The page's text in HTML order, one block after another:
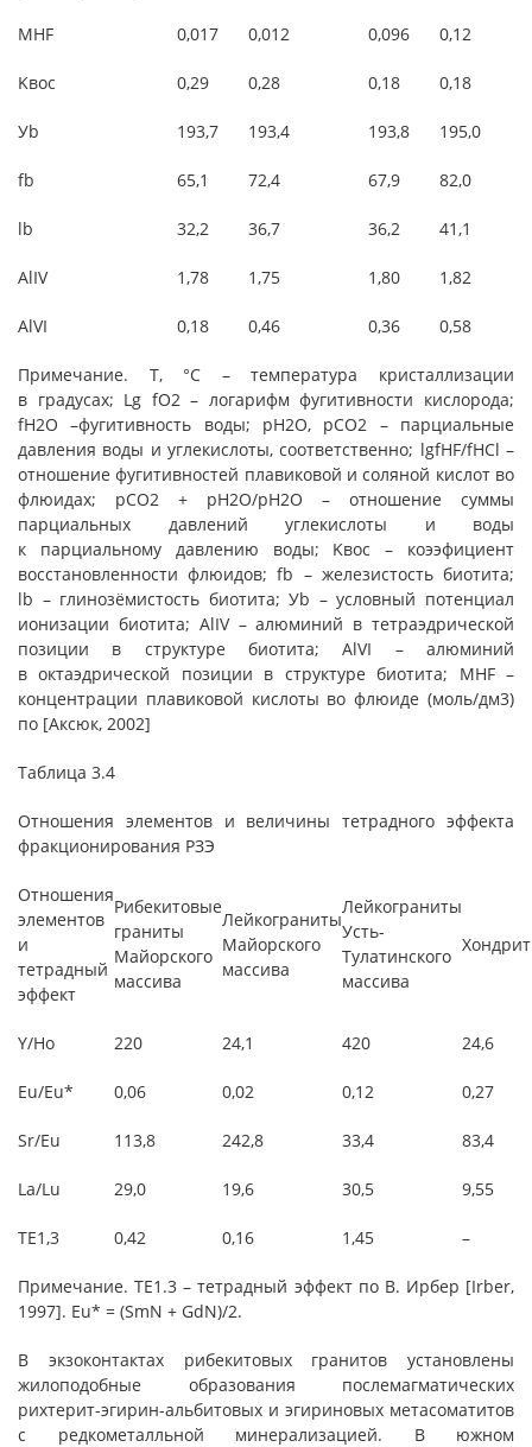
MHF 0,017 0,012 0,096 0,12
Kвос 0,29 0,28 0,18 0,18
Уb 193,7 193,4 193,8 195,0
fb 65,1 72,4 67,9 82,0
lb 32,2 36,7 36,2 41,1
AlIV 1,78 1,75 1,80 1,82
AlVI 0,18 0,46 0,36 0,58
Примечание. Т, °С – температура кристаллизации
в градусах; Lg fO2 – логарифм фугитивности кислорода;
fH2O –фугитивность воды; pH2O, pCO2 – парциальные
давления воды и углекислоты, соответственно; lgfHF/fHCl –
отношение фугитивностей плавиковой и соляной кислот во
флюидах; pCO2 + pH2O/pH2O – отношение суммы
парциальных давлений углекислоты и воды
к парциальному давлению воды; Kвос – коээфициент
восстановленности флюидов; fb – железистость биотита;
lb – глинозёмистость биотита; Уb – условный потенциал
ионизации биотита; AlIV – алюминий в тетраэдрической
позиции в структуре биотита; AlVI – алюминий
в октаэдрической позиции в структуре биотита; MHF –
концентрации плавиковой кислоты во флюиде (моль/дм3)
по [Аксюк, 2002]
Таблица 3.4
Отношения элементов и величины тетрадного эффекта
фракционирования РЗЭ
Отношения
элементов
и
тетрадный
эффект
Рибекитовые
граниты
Майорского
массива
Лейкограниты
Майорского
массива
Лейкограниты
Усть-
Тулатинского
массива
Y/Ho 220 24,1 420 24,6
Eu/Eu* 0,06 0,02 0,12 0,27
Sr/Eu 113,8 242,8 33,4 83,4
La/Lu 29,0 19,6 30,5 9,55
TE1,3 0,42 0,16 1,45 –
Примечание. ТЕ1.3 – тетрадный эффект по В. Ирбер [Irber,
1997]. Eu* = (SmN + GdN)/2.
В экзоконтактах рибекитовых гранитов установлены
жилоподобные образования послемагматических
рихтерит-эгирин-альбитовых и эгириновых метасоматитов
с редкометалльной минерализацией. В южном